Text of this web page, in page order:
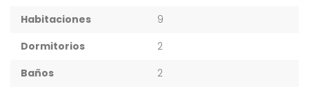
Habitaciones
9
Dormitorios
2
Baños
2